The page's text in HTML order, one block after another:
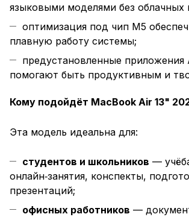
языковыми моделями без облачных
оптимизация под чип M5
плавную работу системы;
предустановленные приложения
помогают быть продуктивным и
Кому подойдёт MacBook Air 13"
Эта модель идеальна для:
студентов и школьников —
онлайн‑занятия, конспекты,
презентаций;
офисных работников —